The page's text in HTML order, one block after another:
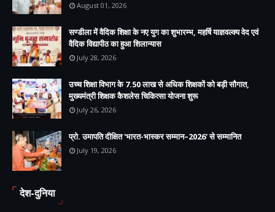
August 01, 2026
सण्डीला में वैदिक शिक्षा के नए युग का शुभारम्भ, महर्षि याज्ञवल्क्य वेद एवं
वैदिक विद्यापीठ का हुआ शिलान्यास
July 28, 2026
उच्च शिक्षा विभाग के 7.50 लाख से अधिक शिक्षकों को बड़ी सौगात,
मुख्यमंत्री शिक्षक कैशलेस चिकित्सा योजना शुरू
July 26, 2026
प्रो. उमापति दीक्षित 'भारत-भास्कर सम्मान–2026' से सम्मानित
July 19, 2026
देश-दुनिया